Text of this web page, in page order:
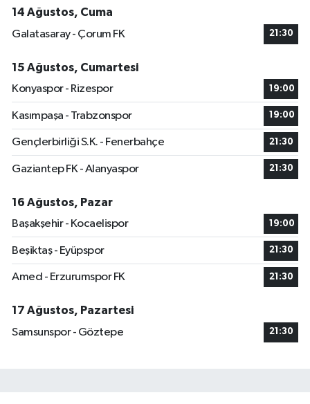
14 Ağustos, Cuma
Galatasaray - Çorum FK
21:30
15 Ağustos, Cumartesi
Konyaspor - Rizespor
19:00
Kasımpaşa - Trabzonspor 19:00
Gençlerbirliği S.K. - Fenerbahçe 21:30
Gaziantep FK - Alanyaspor 21:30
16 Ağustos, Pazar
Başakşehir - Kocaelispor
19:00
Beşiktaş - Eyüpspor 21:30
Amed - Erzurumspor FK 21:30
17 Ağustos, Pazartesi
Samsunspor - Göztepe
21:30